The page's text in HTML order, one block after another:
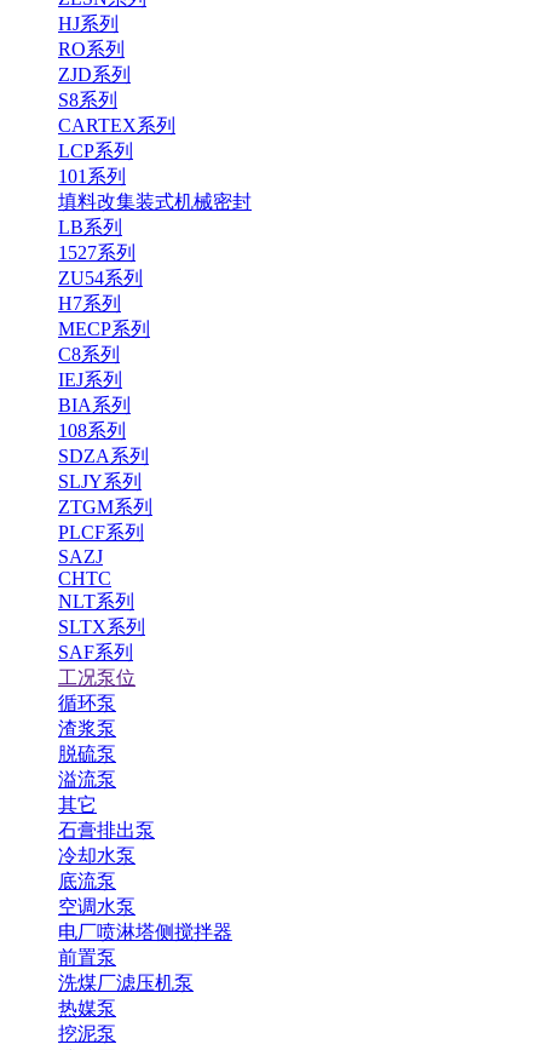
HJ系列
RO系列
ZJD系列
S8系列
CARTEX系列
LCP系列
101系列
填料改集装式机械密封
LB系列
1527系列
ZU54系列
H7系列
MECP系列
C8系列
IEJ系列
BIA系列
108系列
SDZA系列
SLJY系列
ZTGM系列
PLCF系列
SAZJ
CHTC
NLT系列
SLTX系列
SAF系列
工况泵位
循环泵
渣浆泵
脱硫泵
溢流泵
其它
石膏排出泵
冷却水泵
底流泵
空调水泵
电厂喷淋塔侧搅拌器
前置泵
洗煤厂滤压机泵
热媒泵
挖泥泵